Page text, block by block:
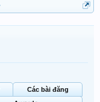
Các bài đăng